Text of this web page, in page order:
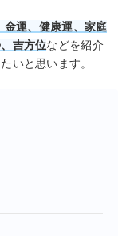
金運、健康運、家庭
吉方位などを紹介
いと思います。